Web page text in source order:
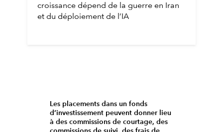
croissance dépend de la guerre en Iran
et du déploiement de l’IA
Les placements dans un fonds
d’investissement peuvent donner lieu
à des commissions de courtage, des